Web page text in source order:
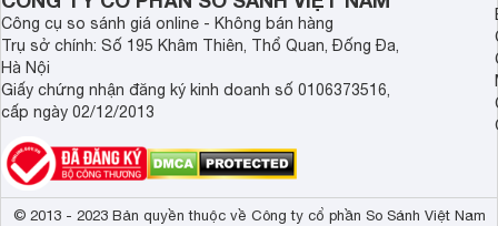
Công cụ so sánh giá online - Không bán hàng
Trụ sở chính: Số 195 Khâm Thiên, Thổ Quan, Đống Đa,
Hà Nội
Giấy chứng nhận đăng ký kinh doanh số 0106373516,
cấp ngày 02/12/2013
© 2013 - 2023 Bản quyền thuộc về Công ty cổ phần So Sánh Việt Nam